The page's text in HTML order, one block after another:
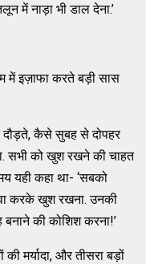
में नाड़ा भी डाल देना.’
में इज़ाफा करते बड़ी सास
दौड़ते, कैसे सुबह से दोपहर
सभी को खुश रखने की चाहत
यही कहा था- ‘सबको
करके खुश रखना. उनकी
की कोशिश करना!’
मर्यादा, और तीसरा बड़ों